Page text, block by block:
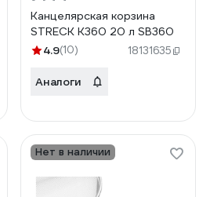
Канцелярская корзина
STRECK К360 20 л SB360
4.9(10) 18131635
Аналоги
Нет в наличии